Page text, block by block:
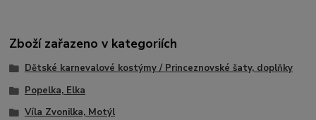
Zboží zařazeno v kategoriích
Dětské karnevalové kostýmy / Princeznovské šaty, doplňky
Popelka, Elka
Víla Zvonilka, Motýl